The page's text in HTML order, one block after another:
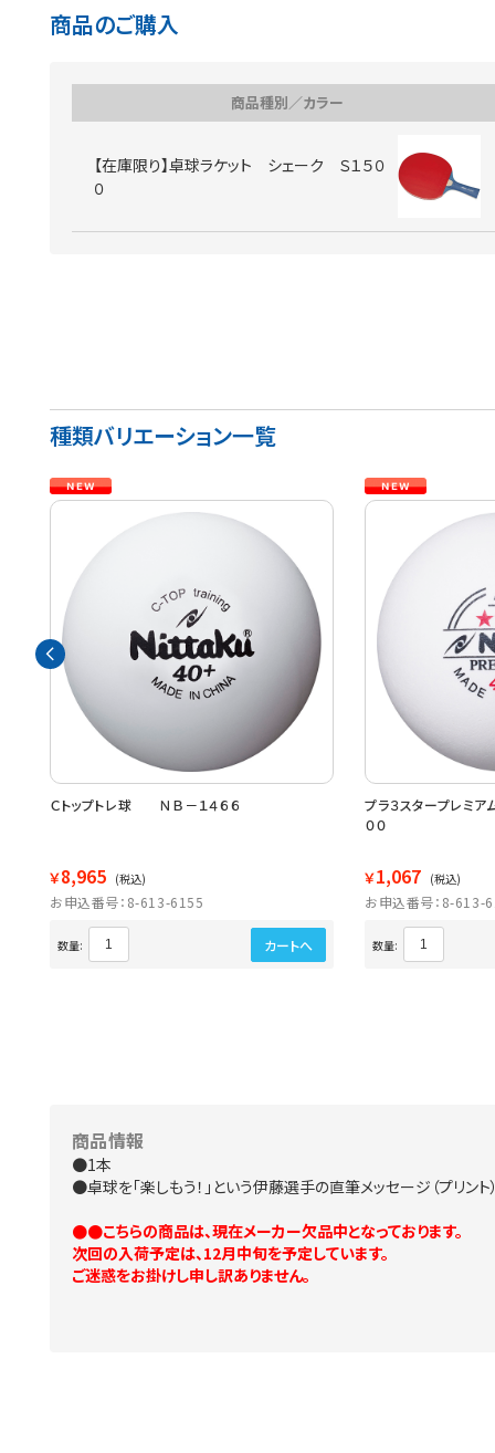
商品のご購入
商品種別／カラー
【在庫限り】卓球ラケット シェーク Ｓ１５０
０
種類バリエーション一覧
Ｃトップトレ球 ＮＢ－１４６６
￥8,965 (税込)
お申込番号：8-613-6155
数量: カートへ
プラ３スタープレ
００
￥1,067 (税込)
お申込番号：8-613-
数量:
商品情報
●1本
●卓球を「楽しもう！」という伊藤選手の直筆メッセージ（プリント
●●こちらの商品は、現在メーカー欠品中となっております。
次回の入荷予定は、12月中旬を予定しています。
ご迷惑をお掛けし申し訳ありません。